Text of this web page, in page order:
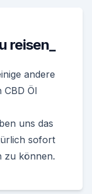
andere
CBD Öl
uns das
sofort
zu können.